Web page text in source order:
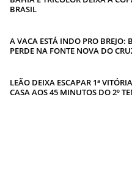
BRASIL
A VACA ESTÁ INDO PRO BREJO:
PERDE NA FONTE NOVA DO
LEÃO DEIXA ESCAPAR 1ª
CASA AOS 45 MINUTOS DO 2º